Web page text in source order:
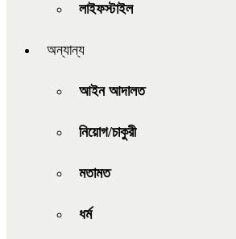
লাইফস্টাইল
অন্যান্য
আইন আদালত
নিয়োগ/চাকুরী
মতামত
ধর্ম